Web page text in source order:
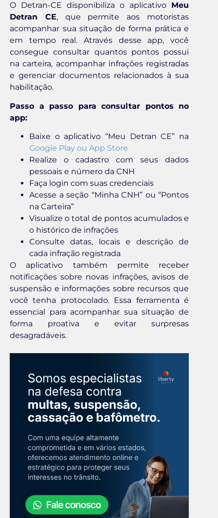
O Detran-CE disponibiliza o aplicativo Meu
Detran CE, que permite aos motoristas
acompanhar sua situação de forma prática e
em tempo real. Através desse app, você
consegue consultar quantos pontos possui
na carteira, acompanhar infrações registradas
e gerenciar documentos relacionados à sua
habilitação.
Passo a passo para consultar pontos no
app:
Baixe o aplicativo “Meu Detran CE” na
Google Play ou App Store
Realize o cadastro com seus dados
pessoais e número da CNH
Faça login com suas credenciais
Acesse a seção “Minha CNH” ou “Pontos
na Carteira”
Visualize o total de pontos acumulados e
o histórico de infrações
Consulte datas, locais e descrição de
cada infração registrada
O aplicativo também permite receber
notificações sobre novas infrações, avisos de
suspensão e informações sobre recursos que
você tenha protocolado. Essa ferramenta é
essencial para acompanhar sua situação de
forma proativa e evitar surpresas
desagradáveis.